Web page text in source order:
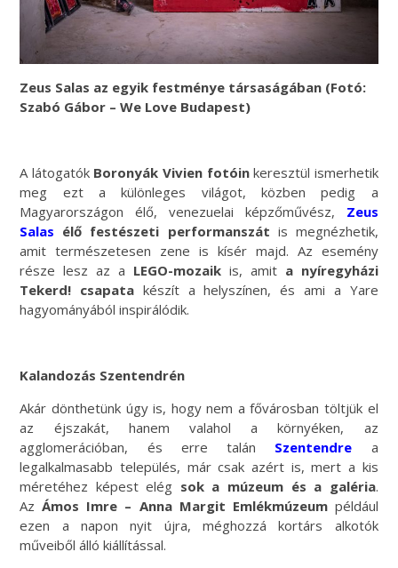
Zeus Salas az egyik festménye társaságában (Fotó:
Szabó Gábor – We Love Budapest)
A látogatók Boronyák Vivien fotóinkeresztül ismerhetik
meg ezt a különleges világot, közben pedig a
Magyarországon élő, venezuelai képzőművész, Zeus
Salas élő festészeti performanszát is megnézhetik,
amit természetesen zene is kísér majd. Az esemény
része lesz az a LEGO-mozaikis, amit a nyíregyházi
Tekerd! csapata készít a helyszínen, és ami a Yare
hagyományából inspirálódik.
Kalandozás Szentendrén
Akár dönthetünk úgy is, hogy nem a fővárosban töltjük el
az éjszakát, hanem valahol a környéken, az
agglomerációban, és erre talán Szentendre a
legalkalmasabb település, már csak azért is, mert a kis
méretéhez képest elég sok a múzeum és a galéria.
AzÁmos Imre – Anna Margit Emlékmúzeumpéldául
ezen a napon nyit újra, méghozzá kortárs alkotók
műveiből álló kiállítással.